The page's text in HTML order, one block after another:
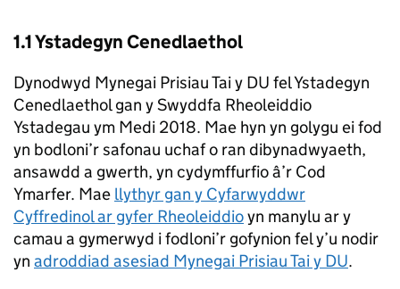
1.1 Ystadegyn Cenedlaethol
Dynodwyd Mynegai Prisiau Tai y DU fel Ystadegyn
Cenedlaethol gan y Swyddfa Rheoleiddio
Ystadegau ym Medi 2018. Mae hyn yn golygu ei fod
yn bodloni’r safonau uchaf o ran dibynadwyaeth,
ansawdd a gwerth, yn cydymffurfio â’r Cod
Ymarfer. Mae llythyr gan y Cyfarwyddwr
Cyffredinol ar gyfer Rheoleiddioyn manylu ar y
camau a gymerwyd i fodloni’r gofynion fel y’u nodir
yn adroddiad asesiad Mynegai Prisiau Tai y DU.